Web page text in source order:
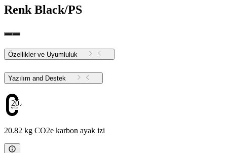
Renk Black/PS
Özellikler ve Uyumluluk
Yazılım and Destek
20.82
20.82 kg CO2e karbon ayak izi